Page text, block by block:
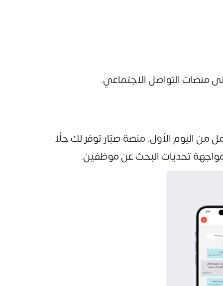
منصات التواصل الاجتماعي.
من اليوم الأول. منصة صبّار توفر لك حلًا